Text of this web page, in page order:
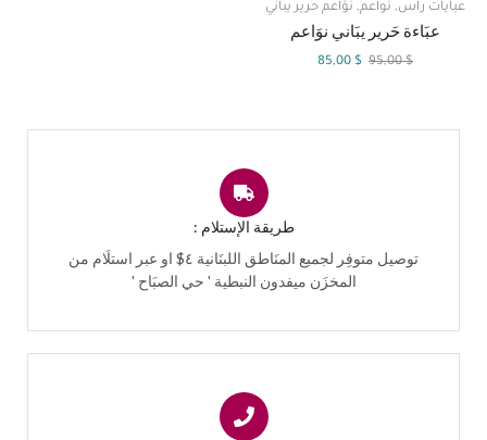
عبايات راس, نواعم, نوَاعم حرير يباني
عبَاءة حَرير يبَاني نوَاعم
95,00$
85,00 $
طريقة الإستلام :
توصيل متوفِر لجميع المنَاطق اللبنَانية ٤$ او عبر استلَام من
المخزَن ميفدون النبطية ' حي الصبَاح '